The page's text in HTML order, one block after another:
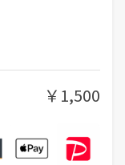
￥1,500